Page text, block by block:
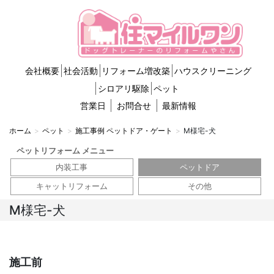
会社概要 社会活動 リフォーム増改築 ハウスクリーニング
シロアリ駆除 ペット
営業日
お問合せ 最新情報
ホーム ペット 施工事例 ペットドア・ゲート M様宅-犬
ペットリフォーム メニュー
内装工事
ペットドア
キャットリフォーム
その他
M様宅-犬
施工前